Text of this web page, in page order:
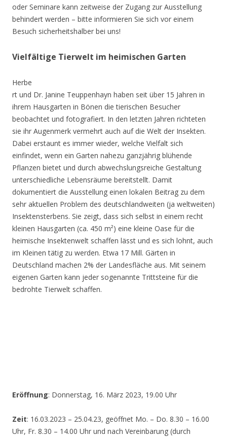
oder Seminare kann zeitweise der Zugang zur Ausstellung
behindert werden – bitte informieren Sie sich vor einem
Besuch sicherheitshalber bei uns!
Vielfältige Tierwelt im heimischen Garten
Herbe
rt und Dr. Janine Teuppenhayn haben seit über 15 Jahren in
ihrem Hausgarten in Bönen die tierischen Besucher
beobachtet und fotografiert. In den letzten Jahren richteten
sie ihr Augenmerk vermehrt auch auf die Welt der Insekten.
Dabei erstaunt es immer wieder, welche Vielfalt sich
einfindet, wenn ein Garten nahezu ganzjährig blühende
Pflanzen bietet und durch abwechslungsreiche Gestaltung
unterschiedliche Lebensräume bereitstellt. Damit
dokumentiert die Ausstellung einen lokalen Beitrag zu dem
sehr aktuellen Problem des deutschlandweiten (ja weltweiten)
Insektensterbens. Sie zeigt, dass sich selbst in einem recht
kleinen Hausgarten (ca. 450 m²) eine kleine Oase für die
heimische Insektenwelt schaffen lässt und es sich lohnt, auch
im Kleinen tätig zu werden. Etwa 17 Mill. Gärten in
Deutschland machen 2% der Landesfläche aus. Mit seinem
eigenen Garten kann jeder sogenannte Trittsteine für die
bedrohte Tierwelt schaffen.
Eröffnung: Donnerstag, 16. März 2023, 19.00 Uhr
Zeit: 16.03.2023 – 25.04.23, geöffnet Mo. – Do. 8.30 – 16.00
Uhr, Fr. 8.30 – 14.00 Uhr und nach Vereinbarung (durch